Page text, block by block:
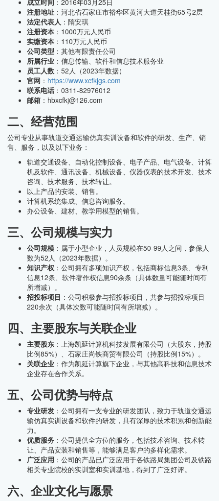
成立时间 ：2016年03月25日
注册地址 ：河北省石家庄市裕华区黄河大道天桂街65号2层
法定代表人 ：隋安琪
注册资本 ：1000万元人民币
实缴资本 ：110万元人民币
公司类型 ：其他有限责任公司
所属行业 ：信息传输、软件和信息技术服务业
员工人数 ：52人（2023年数据）
官网 ： https://www.xcfkjgs.com
联系电话 ：0311-82976012
邮箱 ：hbxcfkj@126.com
二、经营范围
公司专业从事轨道交通运输仿真实训设备和软件的研发、生产、销
售、服务，以及以下业务：
轨道交通设备、自动化控制设备、电子产品、电气设备、计算
机及软件、通讯设备、机械设备、仪器仪表的技术开发、技术
咨询、技术服务、技术转让。
以上产品的安装、销售。
计算机系统集成、信息咨询服务。
办公设备、建材、教学用模型的销售。
三、公司规模与实力
公司规模 ：属于小型企业，人员规模在50-99人之间，参保人
数为52人（2023年数据）。
知识产权 ：公司拥有多项知识产权，包括商标信息3条、专利
信息12条、软件著作权信息90余条（具体数量可能随时间有
所增减）。
招投标项目 ：公司积极参与招投标项目，共参与招投标项目
220余次（具体次数可能随时间有所增减）。
四、主要股东与关联企业
主要股东 ：上海凯延计算机科技发展有限公司（大股东，持股
比例85%）、石家庄尚铁商贸有限公司（持股比例15%）。
关联企业 ：作为凯延计算旗下企业，与其他高科技和信息技术
企业存在合作关系。
五、公司优势与特点
专业研发 ：公司拥有一支专业的研发团队，致力于轨道交通运
输仿真实训设备和软件的研发，具有深厚的技术积累和创新能
力。
优质服务 ：公司提供全方位的服务，包括技术咨询、技术转
让、产品安装和销售等，能够满足客户的多样化需求。
广泛应用 ：公司的产品已广泛应用于各铁路局集团公司及铁路
相关专业院校的实训室和实训基地，得到了广泛好评。
六、企业文化与愿景